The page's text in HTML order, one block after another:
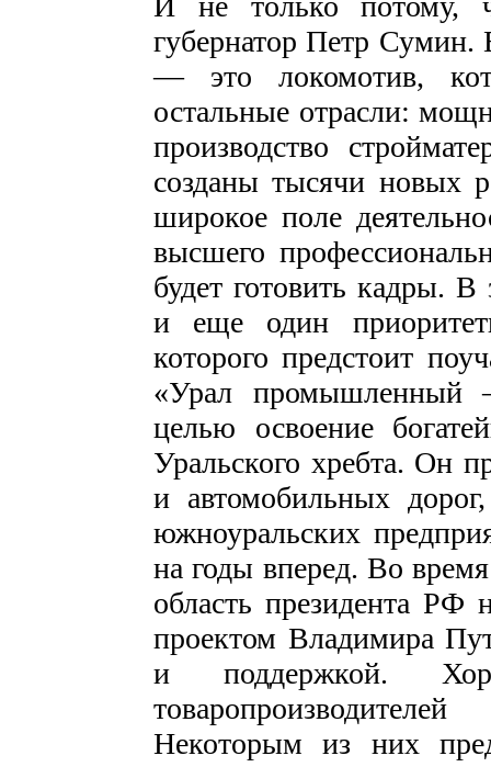
губернатор Петр Сумин.
— это локомотив,
остальные отрасли:
производство
созданы тысячи новых
широкое поле
высшего
будет готовить кадры.
и еще один
которого предстоит
«Урал
целью освоение
Уральского хребта. Он
и автомобильных
южноуральских
на годы вперед. Во
область президента РФ
проектом Владимира
и поддержкой.
Некоторым из них